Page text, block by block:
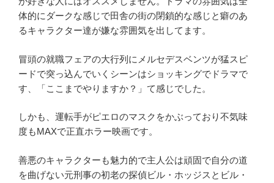
体的にダークな感じで田舎の街の閉鎖的な感じと癖のあ
るキャラクター達が嫌な雰囲気を出してます。
冒頭の就職フェアの大行列にメルセデスベンツが猛スピ
ードで突っ込んでいくシーンはショッキングでドラマで
す、「ここまでやりますか？」て感じでした。
しかも、運転手がピエロのマスクをかぶっており不気味
度もMAXで正直ホラー映画です。
善悪のキャラクターも魅力的で主人公は頑固で自分の道
を曲げない元刑事の初老の探偵ビル・ホッジスとビル・